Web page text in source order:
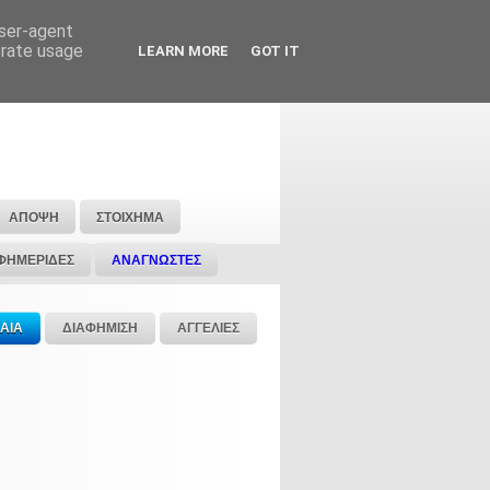
ΑΠΟΨΗ ΣΤΟΙΧΗΜΑ
ΑΝΑΓΝΩΣΤΕΣ
ΔΙΑΦΗΜΙΣΗ ΑΓΓΕΛΙΕΣ
agent
usage
LEARN MORE GOT IT